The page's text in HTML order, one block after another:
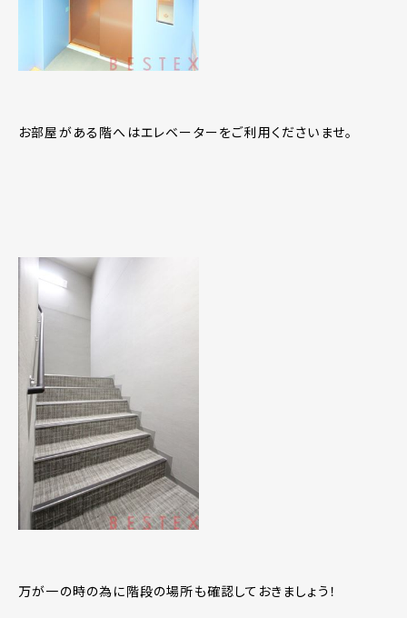
お部屋がある階へはエレベーターをご利用くださいませ。
万が一の時の為に階段の場所も確認しておきましょう！